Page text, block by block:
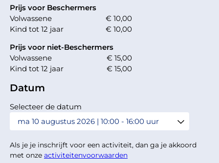
Prijs voor Beschermers
Volwassene
€ 10,00
Kind tot 12 jaar
€ 10,00
Prijs voor niet-Beschermers
Volwassene
€ 15,00
Kind tot 12 jaar
€ 15,00
Datum
Selecteer de datum
Als je je inschrijft voor een activiteit, dan ga je akkoord
met onze activiteitenvoorwaarden